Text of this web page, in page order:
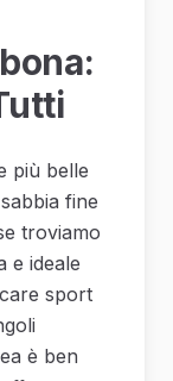
più belle
fine
troviamo
e ideale
sport
è ben